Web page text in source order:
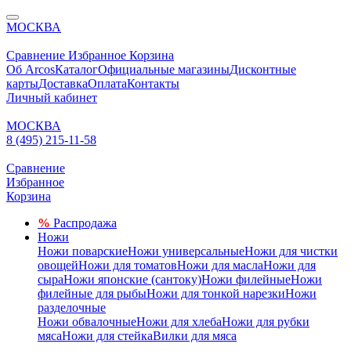
МОСКВА
Сравнение Избранное Корзина
Об ArcosКаталогОфициальные магазиныДисконтные
картыДоставкаОплатаКонтакты
Личный кабинет
МОСКВА
8 (495) 215-11-58
Сравнение
Избранное
Корзина
% Распродажа
Ножи
Ножи поварскиеНожи универсальныеНожи для чистки
овощейНожи для томатовНожи для маслаНожи для
сыраНожи японские (сантоку)Ножи филейныеНожи
филейные для рыбыНожи для тонкой нарезкиНожи
разделочные
Ножи обвалочныеНожи для хлебаНожи для рубки
мясаНожи для стейкаВилки для мяса